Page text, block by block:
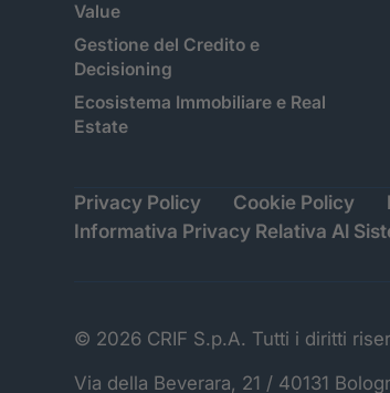
Value
Gestione del Credito e
Decisioning
Ecosistema Immobiliare e Real
Estate
Privacy Policy Cookie Policy
Informativa Privacy Relativa Al
© 2026 CRIF S.p.A. Tutti i diritti
Via della Beverara, 21 / 40131